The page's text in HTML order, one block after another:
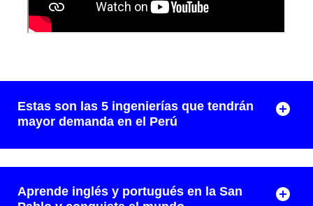
Estas son las 5 ingenierías que tendrán
mayor demanda en el Perú
Aprende inglés y portugués en la San